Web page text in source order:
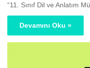
“11. Sınıf Dil ve Anlatım
Devamını Oku »